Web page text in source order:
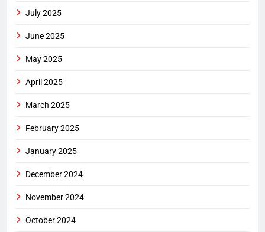
July 2025
June 2025
May 2025
April 2025
March 2025
February 2025
January 2025
December 2024
November 2024
October 2024